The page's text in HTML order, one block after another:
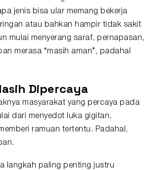
jenis bisa ular memang bekerja
atau bahkan hampir tidak sakit
mulai menyerang saraf, pernapasan,
merasa “masih aman”, padahal
Dipercaya
masyarakat yang percaya pada
dari menyedot luka gigitan,
ramuan tertentu. Padahal,
langkah paling penting justru